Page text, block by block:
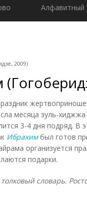
Алфавитный
2009)
месяца зуль-
3-4 дня подряд. В
Ибрахимбыл готов
организуется
подарки.
словарь.